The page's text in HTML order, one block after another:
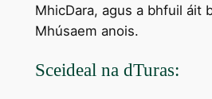
MhicDara, agus a bhfuil áit
Mhúsaem anois.
Sceideal na dTuras: